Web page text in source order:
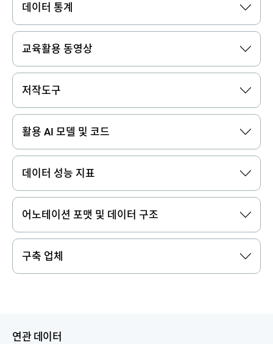
데이터 통계
교육활용 동영상
저작도구
활용 AI 모델 및 코드
데이터 성능 지표
어노테이션 포맷 및 데이터 구조
구축 업체
연관 데이터